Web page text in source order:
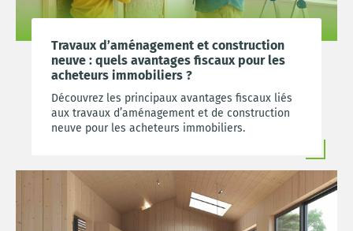
Travaux d’aménagement et construction
neuve : quels avantages fiscaux pour les
acheteurs immobiliers ?
Découvrez les principaux avantages fiscaux liés
aux travaux d’aménagement et de construction
neuve pour les acheteurs immobiliers.